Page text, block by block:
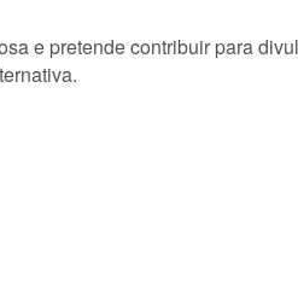
e pretende contribuir para